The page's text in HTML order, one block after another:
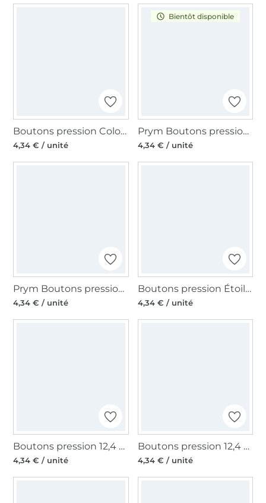
Boutons pression Color KST 12,4mm pink/light blue/pearl
4,34 € / unité
Bientôt disponible
Prym Boutons pression Color Snaps ronds 12,4 mm, doré
4,34 € / unité
Prym Boutons pression Color Snaps ronds 12,4 mm, fuchsia
4,34 € / unité
Boutons pression Étoiles, gris foncé
4,34 € / unité
Boutons pression 12,4 mm, orange
4,34 € / unité
Boutons pression 12,4 mm, rouge
4,34 € / unité